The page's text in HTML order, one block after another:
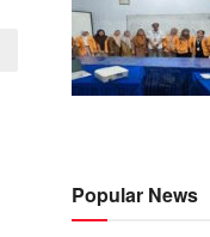
Popular News